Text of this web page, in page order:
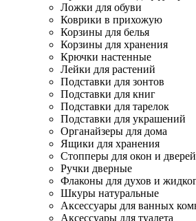
Ложки для обуви
Коврики в прихожую
Корзины для белья
Корзины для хранения
Крючки настенные
Лейки для растений
Подставки для зонтов
Подставки для книг
Подставки для тарелок
Подставки для украшений
Органайзеры для дома
Ящики для хранения
Стопперы для окон и дверей
Ручки дверные
Флаконы для духов и
Шкуры натуральные
Аксессуары для ванных
Аксессуары для туалета